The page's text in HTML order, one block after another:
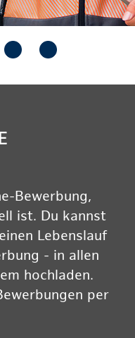
Bewerbung,
ist. Du kannst
Lebenslauf
- in allen
hochladen.
per